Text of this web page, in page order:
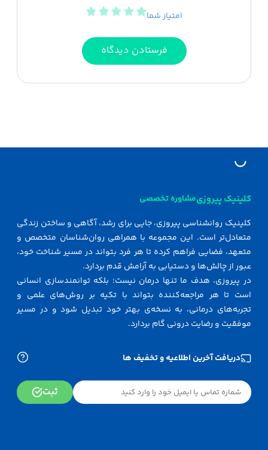
امتیاز شما
کلینیک پیروزیمشاوره تخصصی
کلینیک روانشناسی پیروزی، جایی برای رشد، آگاهی و ساختن زندگی
متعادل‌تر است. این مجموعه با همراهی روان‌شناسان متخصص و
متعهد، فضایی فراهم کرده تا هر فرد بتواند در مسیر شناخت خود،
عبور از چالش‌ها و دستیابی به آرامش قدم بردارد.
در پیروزی، هدف ما تنها درمان نیست؛ بلکه توانمندسازی انسانی
است تا هر مراجعه‌کننده بتواند با تکیه بر روش‌های علمی و
تجربه‌های درمانی، به نسخه‌ی بهتر خود تبدیل شود و در مسیر
موفقیت و رضایت درونی گام بردارد.
دریافت آخرین اطلاعیه و تخفیف ها
ثبت